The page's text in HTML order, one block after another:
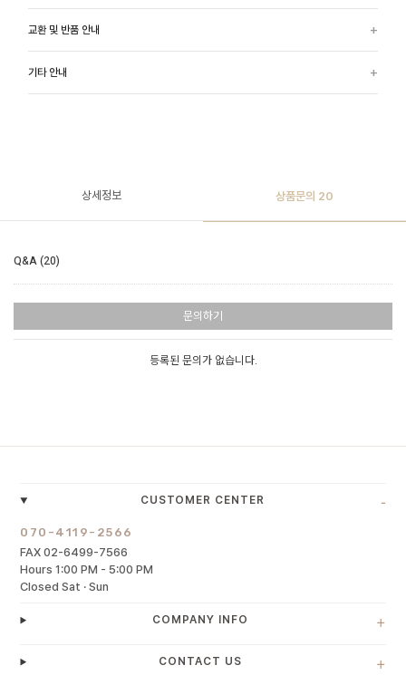
교환 및 반품 안내
기타 안내
상세정보 상품문의 20
Q&A (20)
문의하기
등록된 문의가 없습니다.
CUSTOMER CENTER -
070-4119-2566
FAX 02-6499-7566
Hours 1:00 PM - 5:00 PM
Closed Sat · Sun
COMPANY INFO +
CONTACT US +